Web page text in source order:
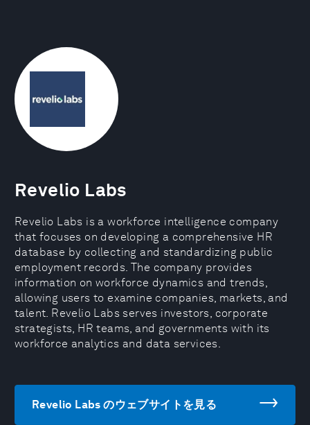
Revelio Labs
Revelio Labs is a workforce intelligence company
that focuses on developing a comprehensive HR
database by collecting and standardizing public
employment records. The company provides
information on workforce dynamics and trends,
allowing users to examine companies, markets, and
talent. Revelio Labs serves investors, corporate
strategists, HR teams, and governments with its
workforce analytics and data services.
Revelio Labs のウェブサイトを見る